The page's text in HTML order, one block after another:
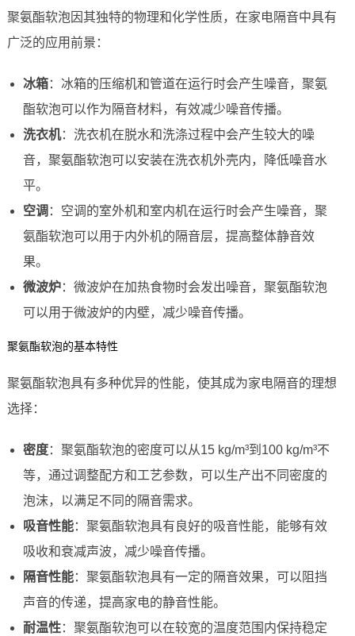
聚氨酯软泡因其独特的物理和化学性质，在家电隔音中具有
广泛的应用前景：
冰箱：冰箱的压缩机和管道在运行时会产生噪音，聚氨
酯软泡可以作为隔音材料，有效减少噪音传播。
洗衣机：洗衣机在脱水和洗涤过程中会产生较大的噪
音，聚氨酯软泡可以安装在洗衣机外壳内，降低噪音水
平。
空调 ：空调的室外机和室内机在运行时会产生噪音，聚
氨酯软泡可以用于内外机的隔音层，提高整体静音效
果。
微波炉：微波炉在加热食物时会发出噪音，聚氨酯软泡
可以用于微波炉的内壁，减少噪音传播。
聚氨酯软泡的基本特性
聚氨酯软泡具有多种优异的性能，使其成为家电隔音的理想
选择：
密度：聚氨酯软泡的密度可以从15 kg/m³到100 kg/m³不
等，通过调整配方和工艺参数，可以生产出不同密度的
泡沫，以满足不同的隔音需求。
吸音性能：聚氨酯软泡具有良好的吸音性能，能够有效
吸收和衰减声波，减少噪音传播。
隔音性能：聚氨酯软泡具有一定的隔音效果，可以阻挡
声音的传递，提高家电的静音性能。
耐温性：聚氨酯软泡可以在较宽的温度范围内保持稳定